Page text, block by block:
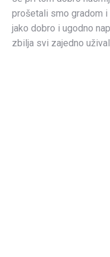
prošetali smo gradom
jako dobro i ugodno
zbilja svi zajedno